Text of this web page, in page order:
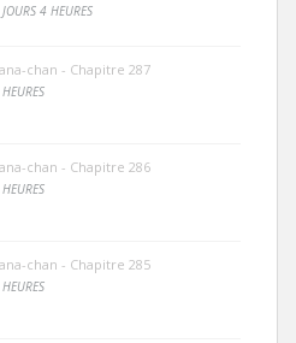
4 HEURES
chan - Chapitre 287
chan - Chapitre 286
chan - Chapitre 285